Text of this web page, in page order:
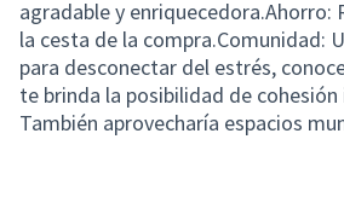
agradable y enriquecedora. ​Ahorro:
la cesta de la compra. ​Comunidad:
para desconectar del estrés,
te brinda la posibilidad de
También aprovecharía espacios